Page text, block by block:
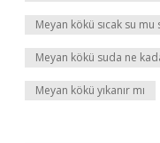
Meyan kökü sıcak su mu
Meyan kökü suda ne
Meyan kökü yıkanır mı